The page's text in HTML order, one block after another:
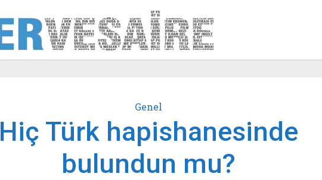
Genel
Hiç Türk hapishanesinde
bulundun mu?